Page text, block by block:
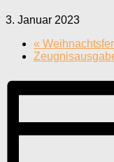
3. Januar 2023
«